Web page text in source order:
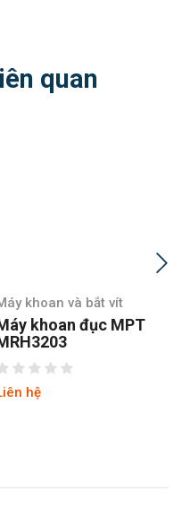
quan
Máy khoan và bắt vít
Máy khoan Makita
6412
Liên hệ